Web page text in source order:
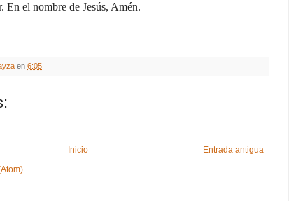
En el nombre de Jesús, Amén.
en 6:05
Entrada antigua
Inicio